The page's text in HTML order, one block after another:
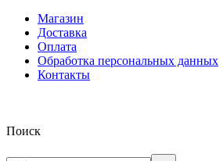
Магазин
Доставка
Оплата
Обработка персональных данных
Контакты
Поиск